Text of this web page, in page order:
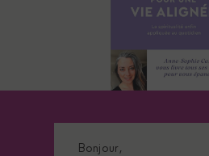
Bonjour,